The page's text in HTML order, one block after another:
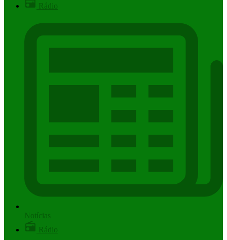
Rádio
Notícias
Rádio